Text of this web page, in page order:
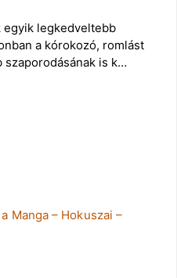
egyik legkedveltebb
a kórokozó, romlást
is k…